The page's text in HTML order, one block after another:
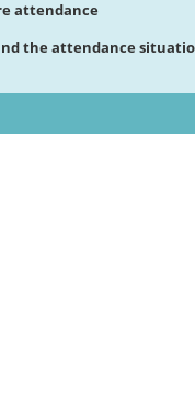
attendance
the attendance